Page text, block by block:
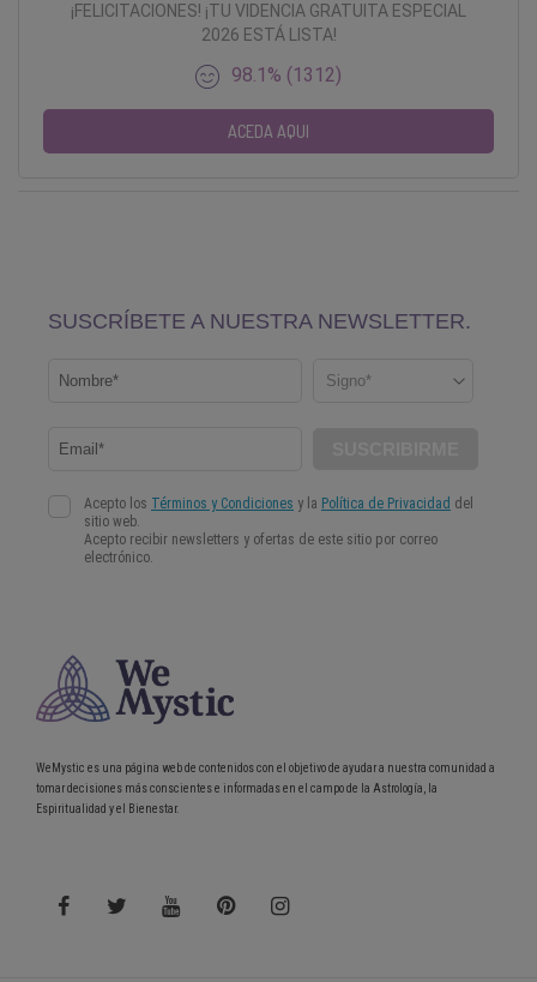
¡FELICITACIONES! ¡TU VIDENCIA GRATUITA ESPECIAL
2026 ESTÁ LISTA!
98.1% (1312)
ACEDA AQUI
WeMystic es una página web de contenidos con el objetivo de ayudar a nuestra comunidad a
tomar decisiones más conscientes e informadas en el campo de la Astrología, la
Espiritualidad y el Bienestar.